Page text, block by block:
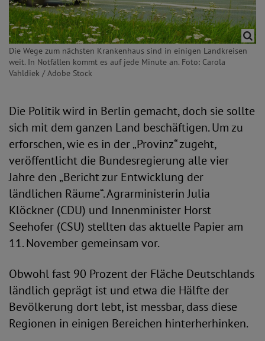
Die Wege zum nächsten Krankenhaus sind in einigen Landkreisen
weit. In Notfällen kommt es auf jede Minute an. Foto: Carola
Vahldiek / Adobe Stock
Die Politik wird in Berlin gemacht, doch sie sollte
sich mit dem ganzen Land beschäftigen. Um zu
erforschen, wie es in der „Provinz“ zugeht,
veröffentlicht die Bundesregierung alle vier
Jahre den „Bericht zur Entwicklung der
ländlichen Räume“. Agrarministerin Julia
Klöckner (CDU) und Innenminister Horst
Seehofer (CSU) stellten das aktuelle Papier am
11. November gemeinsam vor.
Obwohl fast 90 Prozent der Fläche Deutschlands
ländlich geprägt ist und etwa die Hälfte der
Bevölkerung dort lebt, ist messbar, dass diese
Regionen in einigen Bereichen hinterherhinken.